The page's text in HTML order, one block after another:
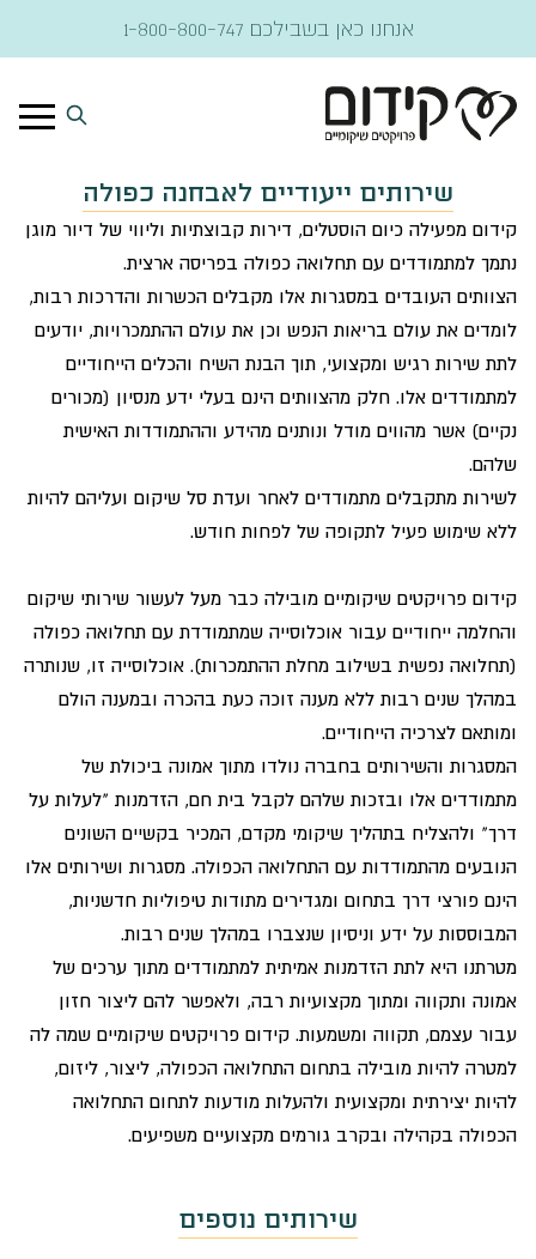
אנחנו כאן בשבילכם 1-800-800-747
שירותים ייעודיים לאבחנה כפולה
קידום מפעילה כיום הוסטלים, דירות קבוצתיות וליווי של דיור מוגן
נתמך למתמודדים עם תחלואה כפולה בפריסה ארצית.
הצוותים העובדים במסגרות אלו מקבלים הכשרות והדרכות רבות,
לומדים את עולם בריאות הנפש וכן את עולם ההתמכרויות, יודעים
לתת שירות רגיש ומקצועי, תוך הבנת השיח והכלים הייחודיים
למתמודדים אלו. חלק מהצוותים הינם בעלי ידע מנסיון (מכורים
נקיים) אשר מהווים מודל ונותנים מהידע וההתמודדות האישית
שלהם.
לשירות מתקבלים מתמודדים לאחר ועדת סל שיקום ועליהם להיות
ללא שימוש פעיל לתקופה של לפחות חודש.
קידום פרויקטים שיקומיים מובילה כבר מעל לעשור שירותי שיקום
והחלמה ייחודיים עבור אוכלוסייה שמתמודדת עם תחלואה כפולה
(תחלואה נפשית בשילוב מחלת ההתמכרות). אוכלוסייה זו, שנותרה
במהלך שנים רבות ללא מענה זוכה כעת בהכרה ובמענה הולם
ומותאם לצרכיה הייחודיים.
המסגרות והשירותים בחברה נולדו מתוך אמונה ביכולת של
מתמודדים אלו ובזכות שלהם לקבל בית חם, הזדמנות "לעלות על
דרך" ולהצליח בתהליך שיקומי מקדם, המכיר בקשיים השונים
הנובעים מהתמודדות עם התחלואה הכפולה. מסגרות ושירותים אלו
הינם פורצי דרך בתחום ומגדירים מתודות טיפוליות חדשניות,
המבוססות על ידע וניסיון שנצברו במהלך שנים רבות.
מטרתנו היא לתת הזדמנות אמיתית למתמודדים מתוך ערכים של
אמונה ותקווה ומתוך מקצועיות רבה, ולאפשר להם ליצור חזון
עבור עצמם, תקווה ומשמעות. קידום פרויקטים שיקומיים שמה לה
למטרה להיות מובילה בתחום התחלואה הכפולה, ליצור, ליזום,
להיות יצירתית ומקצועית ולהעלות מודעות לתחום התחלואה
הכפולה בקהילה ובקרב גורמים מקצועיים משפיעים.
שירותים נוספים